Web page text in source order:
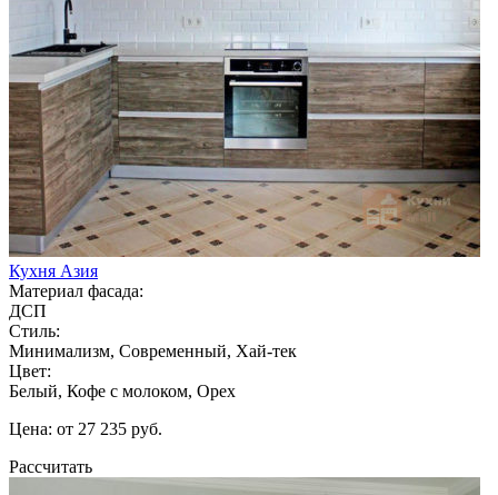
Кухня Азия
Материал фасада:
ДСП
Стиль:
Минимализм, Современный, Хай-тек
Цвет:
Белый, Кофе с молоком, Орех
Цена: от 27 235 руб.
Рассчитать